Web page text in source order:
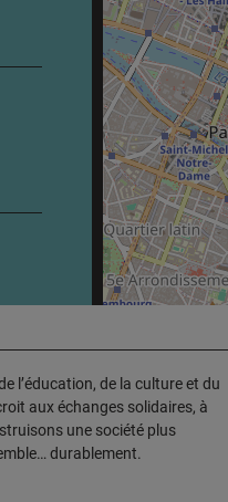
l’éducation, de la culture et du
aux échanges solidaires, à
une société plus
durablement.